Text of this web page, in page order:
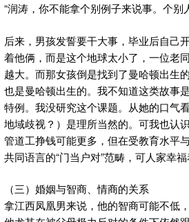
“润涛，你不能拿个别例子来说事。个别
后来，男孩发誓要干大事，毕业后自己
着他俩，而是这个地球太小了，一位老
越大。而那女孩倒是找到了曼哈顿出生
也是曼哈顿出生的。我不知道这类故事
特例。我没研究这个课题。从她的口气
地域歧视？）是理所当然的。可我也认
管道工挣钱可能更多，但在受教育水平
共同语言的“门当户对”范畴，可人家幸福
（三）婚姻与智商、情商的关系
拿江西凤凰男来说，他的智商可能不低